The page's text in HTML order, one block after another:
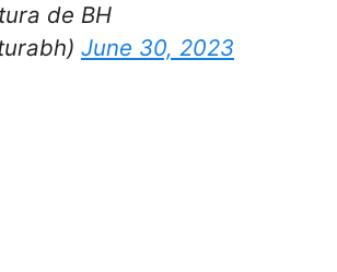
de BH
June 30, 2023